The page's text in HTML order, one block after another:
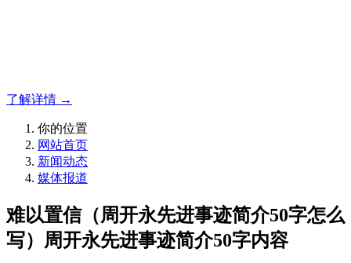
了解详情 →
你的位置
网站首页
新闻动态
媒体报道
难以置信（周开永先进事迹简介50字怎么
写）周开永先进事迹简介50字内容